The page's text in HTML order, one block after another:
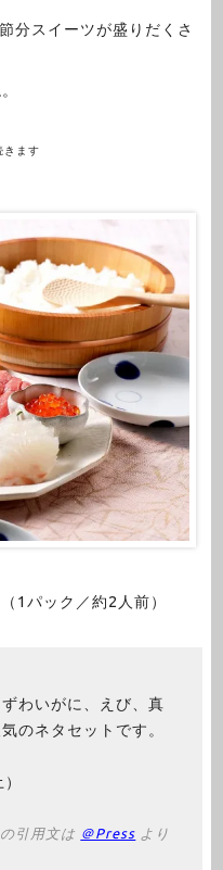
分スイーツが盛りだくさ
きます
1パック／約2人前）
わいがに、えび、真
のネタセットです。
引用文は ＠Press より